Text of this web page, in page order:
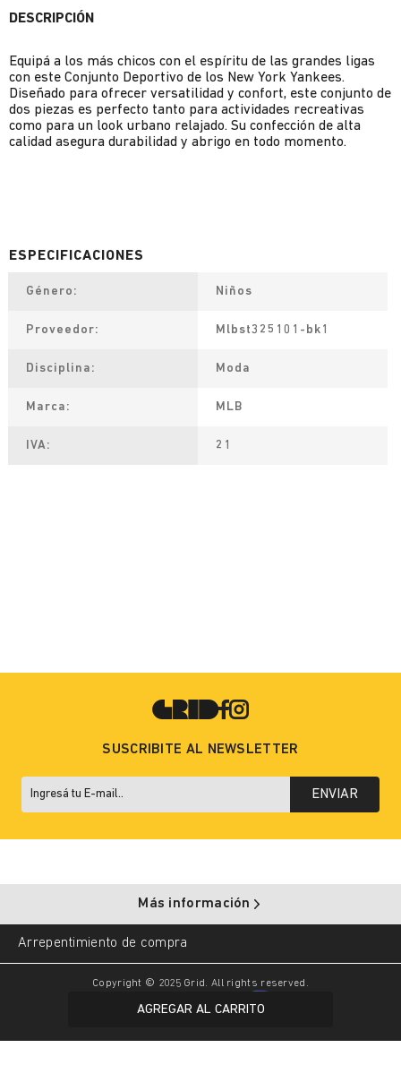
AGREGAR AL CARRITO
DESCRIPCIÓN
Equipá a los más chicos con el espíritu de las grandes ligas
con este Conjunto Deportivo de los New York Yankees.
Diseñado para ofrecer versatilidad y confort, este conjunto de
dos piezas es perfecto tanto para actividades recreativas
como para un look urbano relajado. Su confección de alta
calidad asegura durabilidad y abrigo en todo momento.
Género Niños
Proveedor Mlbst325101-bk1
Disciplina Moda
Marca MLB
IVA 21
SUSCRIBITE AL NEWSLETTER
ENVIAR
Más información
Arrepentimiento de compra
Copyright © 2025 Grid. All rights reserved.